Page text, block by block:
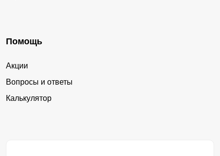
Помощь
Акции
Вопросы и ответы
Калькулятор